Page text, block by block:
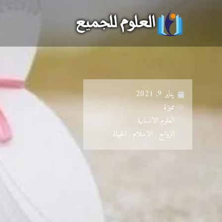
يناير 9, 2021
مميزة
العلوم الانسانية
الزواج , الاسلام , الحياة